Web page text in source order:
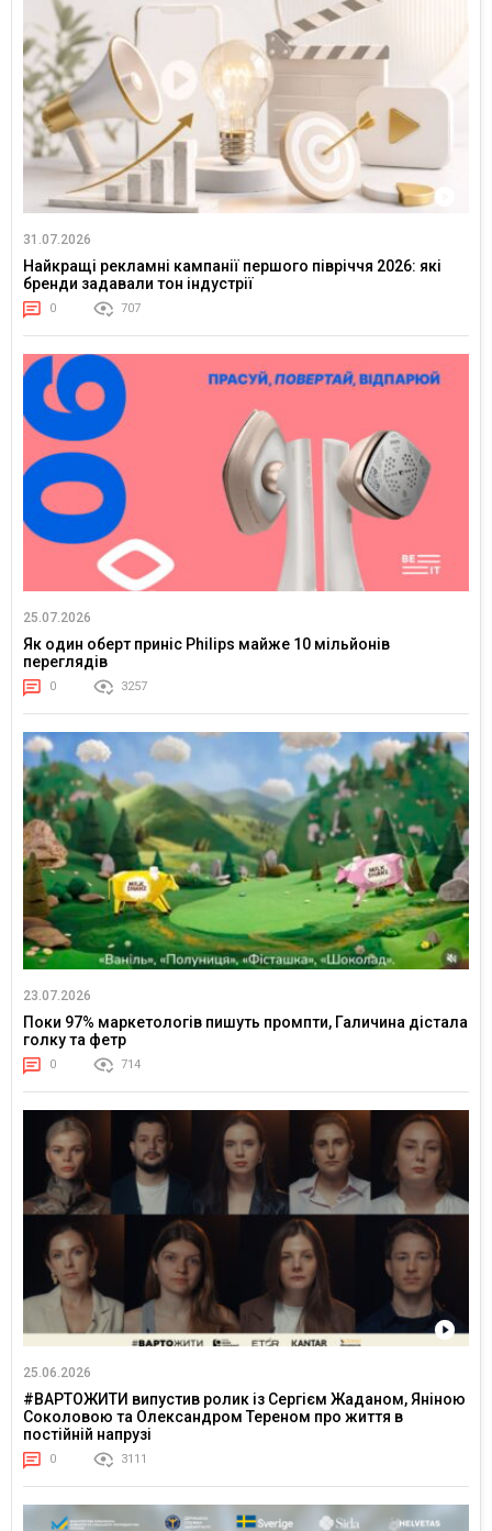
31.07.2026
Найкращі рекламні кампанії першого півріччя 2026: які
бренди задавали тон індустрії
0 707
25.07.2026
Як один оберт приніс Philips майже 10 мільйонів
переглядів
0 3257
23.07.2026
Поки 97% маркетологів пишуть промпти, Галичина дістала
голку та фетр
0 714
25.06.2026
#ВАРТОЖИТИ випустив ролик із Сергієм Жаданом, Яніною
Соколовою та Олександром Тереном про життя в
постійній напрузі
0 3111